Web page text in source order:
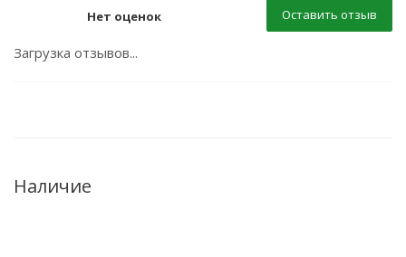
Нет оценок Оставить отзыв
Загрузка отзывов...
Наличие